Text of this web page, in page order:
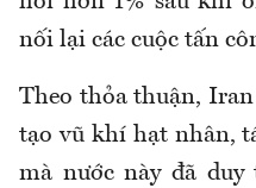
nối lại các cuộc tấn
Theo thỏa thuận,
tạo vũ khí hạt nhân,
mà nước này đã